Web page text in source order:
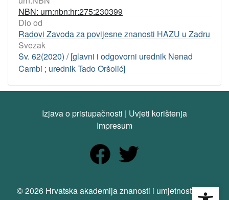
NBN: urn:nbn:hr:275:230399
Dio od
Radovi Zavoda za povijesne znanosti HAZU u Zadru
Svezak
Sv. 62(2020) / [glavni i odgovorni urednik Nenad
Cambi ; urednik Tado Oršolić]
Izjava o pristupačnosti | Uvjeti korištenja
Impresum
© 2026 Hrvatska akademija znanosti i umjetnosti. Sva